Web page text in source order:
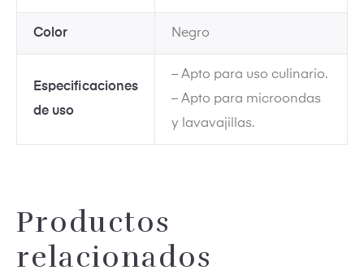
Color Negro
Especificaciones
de uso
– Apto para uso culinario.
– Apto para microondas
y lavavajillas.
Productos
relacionados